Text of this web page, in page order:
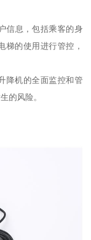
信息，包括乘客的身
梯的使用进行管控，
降机的全面监控和管
的风险。